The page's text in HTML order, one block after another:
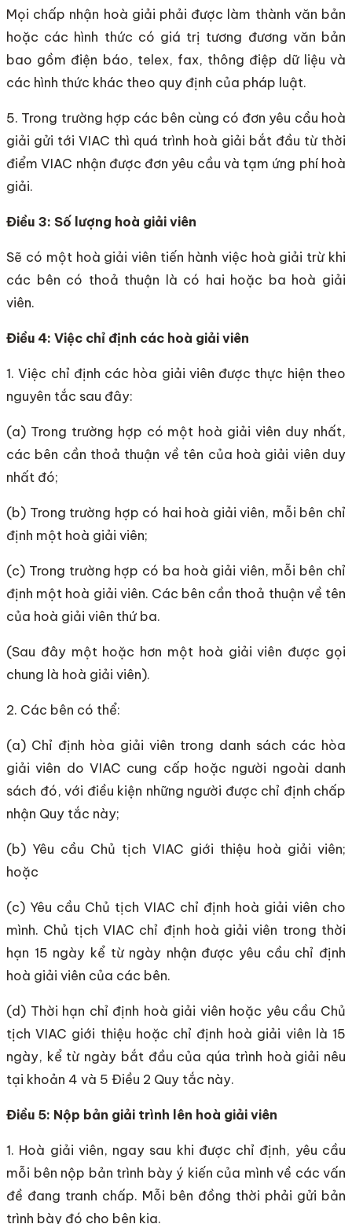
Mọi chấp nhận hoà giải phải được làm thành văn bản
hoặc các hình thức có giá trị tương đương văn bản
bao gồm điện báo, telex, fax, thông điệp dữ liệu và
các hình thức khác theo quy định của pháp luật.
5. Trong trường hợp các bên cùng có đơn yêu cầu hoà
giải gửi tới VIAC thì quá trình hoà giải bắt đầu từ thời
điểm VIAC nhận được đơn yêu cầu và tạm ứng phí hoà
giải.
Điều 3: Số lượng hoà giải viên
Sẽ có một hoà giải viên tiến hành việc hoà giải trừ khi
các bên có thoả thuận là có hai hoặc ba hoà giải
viên.
Điều 4: Việc chỉ định các hoà giải viên
1. Việc chỉ định các hòa giải viên được thực hiện theo
nguyên tắc sau đây:
(a) Trong trường hợp có một hoà giải viên duy nhất,
các bên cần thoả thuận về tên của hoà giải viên duy
nhất đó;
(b) Trong trường hợp có hai hoà giải viên, mỗi bên chỉ
định một hoà giải viên;
(c) Trong trường hợp có ba hoà giải viên, mỗi bên chỉ
định một hoà giải viên. Các bên cần thoả thuận về tên
của hoà giải viên thứ ba.
(Sau đây một hoặc hơn một hoà giải viên được gọi
chung là hoà giải viên).
2. Các bên có thể:
(a) Chỉ định hòa giải viên trong danh sách các hòa
giải viên do VIAC cung cấp hoặc người ngoài danh
sách đó, với điều kiện những người được chỉ định chấp
nhận Quy tắc này;
(b) Yêu cầu Chủ tịch VIAC giới thiệu hoà giải viên;
hoặc
(c) Yêu cầu Chủ tịch VIAC chỉ định hoà giải viên cho
mình. Chủ tịch VIAC chỉ định hoà giải viên trong thời
hạn 15 ngày kể từ ngày nhận được yêu cầu chỉ định
hoà giải viên của các bên.
(d) Thời hạn chỉ định hoà giải viên hoặc yêu cầu Chủ
tịch VIAC giới thiệu hoặc chỉ định hoà giải viên là 15
ngày, kể từ ngày bắt đầu của qúa trình hoà giải nêu
tại khoản 4 và 5 Điều 2 Quy tắc này.
Điều 5: Nộp bản giải trình lên hoà giải viên
1. Hoà giải viên, ngay sau khi được chỉ định, yêu cầu
mỗi bên nộp bản trình bày ý kiến của mình về các vấn
đề đang tranh chấp. Mỗi bên đồng thời phải gửi bản
trình bày đó cho bên kia.